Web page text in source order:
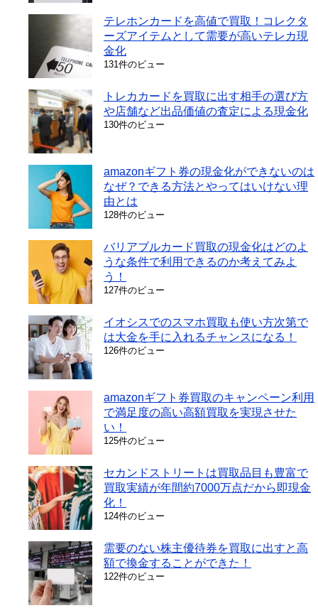
テレホンカードを高値で買取！コレクタ
ーズアイテムとして需要が高いテレカ現
金化
131件のビュー
トレカカードを買取に出す相手の選び方
や店舗など出品価値の査定による現金化
130件のビュー
amazonギフト券の現金化ができないのは
なぜ？できる方法とやってはいけない理
由とは
128件のビュー
バリアブルカード買取の現金化はどのよ
うな条件で利用できるのか考えてみよ
う！
127件のビュー
イオシスでのスマホ買取も使い方次第で
は大金を手に入れるチャンスになる！
126件のビュー
amazonギフト券買取のキャンペーン利用
で満足度の高い高額買取を実現させた
い！
125件のビュー
セカンドストリートは買取品目も豊富で
買取実績が年間約7000万点だから即現金
化！
124件のビュー
需要のない株主優待券を買取に出すと高
額で換金することができた！
122件のビュー